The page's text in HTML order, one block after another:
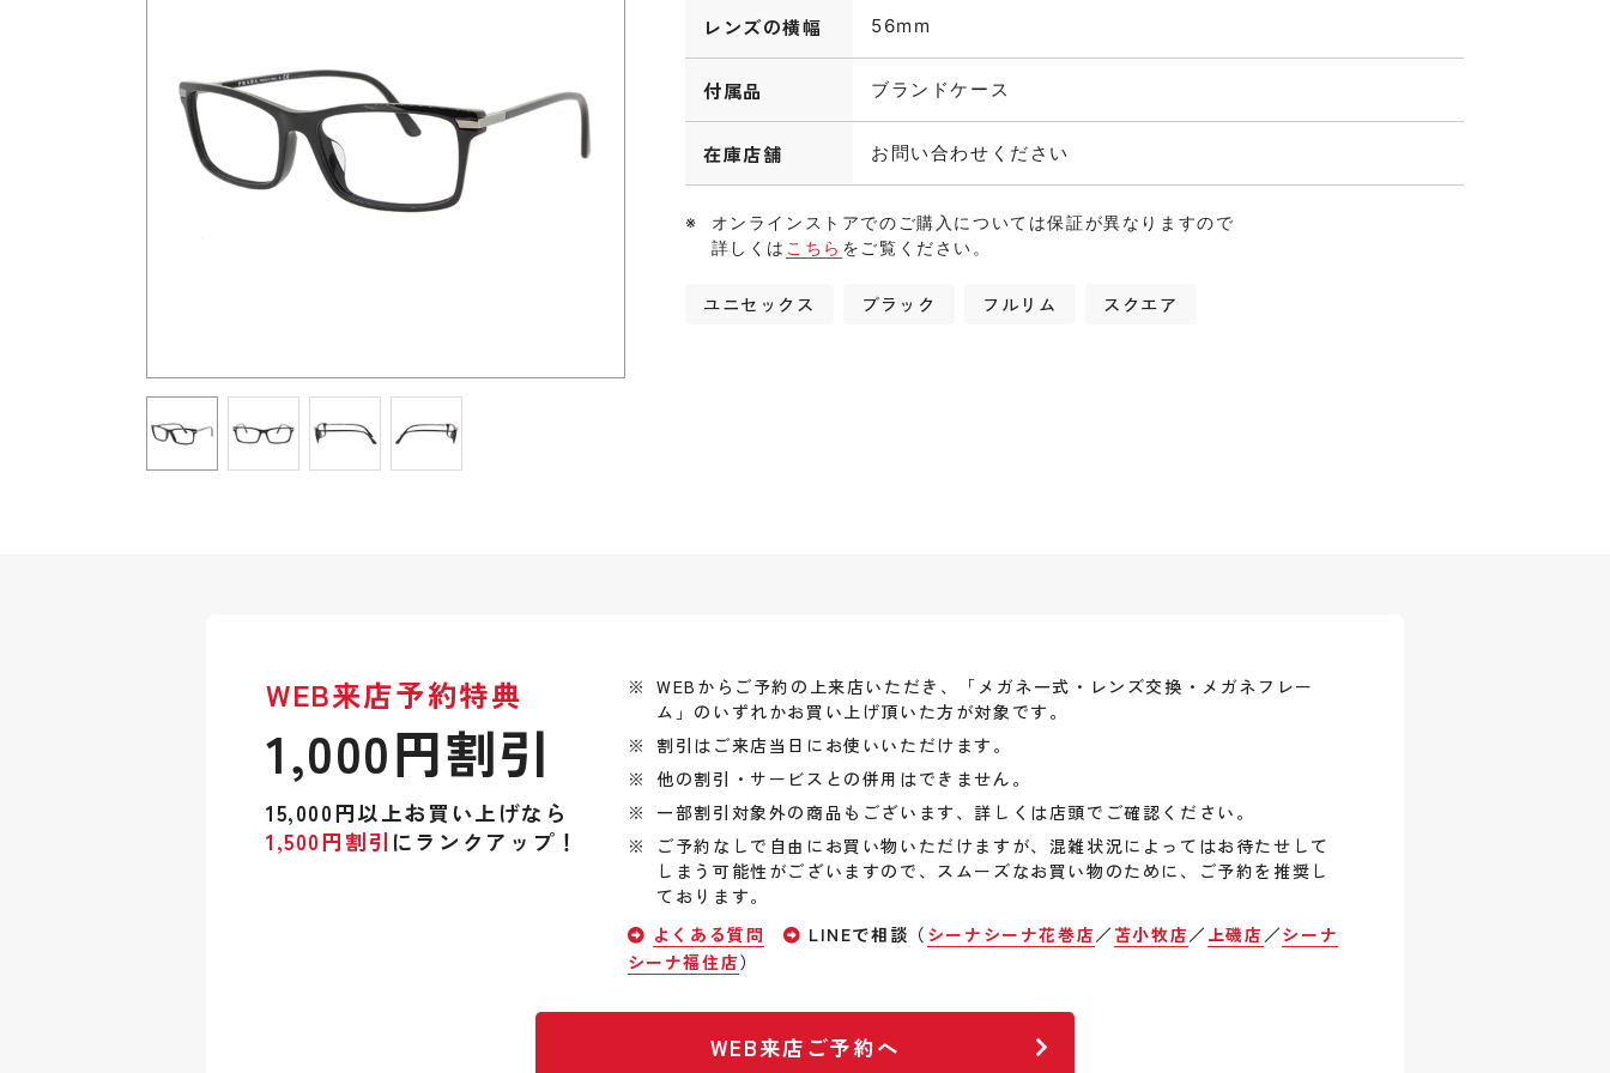
レンズの横幅 56mm
付属品 ブランドケース
在庫店舗 お問い合わせください
オンラインストアでのご購入については保証が異なりますので
詳しくは こちら をご覧ください。
ユニセックス ブラック フルリム スクエア
WEB来店予約特典
1,000円割引
15,000円以上お買い上げなら
1,500円割引 にランクアップ！
WEBからご予約の上来店いただき、「メガネ一式・レンズ交換・メガネフレー
ム」のいずれかお買い上げ頂いた方が対象です。
割引はご来店当日にお使いいただけます。
他の割引・サービスとの併用はできません。
一部割引対象外の商品もございます、詳しくは店頭でご確認ください。
ご予約なしで自由にお買い物いただけますが、混雑状況によってはお待たせして
しまう可能性がございますので、スムーズなお買い物のために、ご予約を推奨し
ております。
よくある質問
LINEで相談（ シーナシーナ花巻店／ 苫小牧店／ 上磯店 ／シーナ
シーナ福住店）
WEB来店ご予約へ